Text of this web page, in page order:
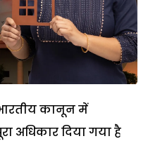
कानून में
अधिकार दिया गया है